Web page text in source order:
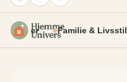
Projekter Familie & Livsstil